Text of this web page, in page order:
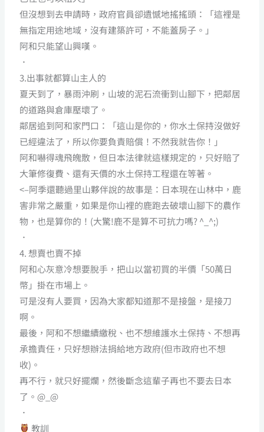
但沒想到去申請時，政府官員卻遺憾地搖搖頭：「這裡是
無指定用途地域，沒有建築許可，不能蓋房子。」
阿和只能望山興嘆。
．
3.出事就都算山主人的
夏天到了，暴雨沖刷，山坡的泥石流衝到山腳下，把鄰居
的道路與倉庫壓壞了。
鄰居追到阿和家門口：「這山是你的，你水土保持沒做好
已經違法了，所以你要負責賠償！不然我就告你！」
阿和嚇得魂飛魄散，但日本法律就這樣規定的，只好賠了
大筆修復費、還有天價的水土保持工程還在等著。
<–阿季還聽過里山夥伴說的故事是：日本現在山林中，鹿
害非常之嚴重，如果是你山裡的鹿跑去破壞山腳下的農作
物，也是算你的！(大驚!鹿不是算不可抗力嗎? ^_^;)
．
4. 想賣也賣不掉
阿和心灰意冷想要脫手，把山以當初買的半價「50萬日
幣」掛在市場上。
可是沒有人要買，因為大家都知道那不是接盤，是接刀
啊。
最後，阿和不想繼續繳稅、也不想維護水土保持、不想再
承擔責任，只好想辦法捐給地方政府(但市政府也不想
收)。
再不行，就只好擺爛，然後斷念這輩子再也不要去日本
了。@_@
．
教訓